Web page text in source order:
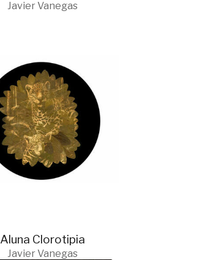
Javier Vanegas
Aluna Clorotipia
Javier Vanegas